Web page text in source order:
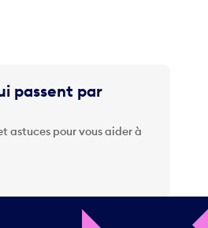
passent par
astuces pour vous aider à